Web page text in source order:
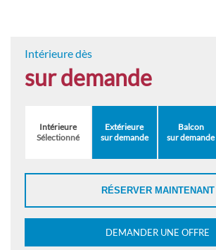
Intérieure dès
sur demande
Intérieure
Sélectionné
Extérieure
sur demande
Balcon
sur demande
RÉSERVER MAINTENANT
DEMANDER UNE OFFRE